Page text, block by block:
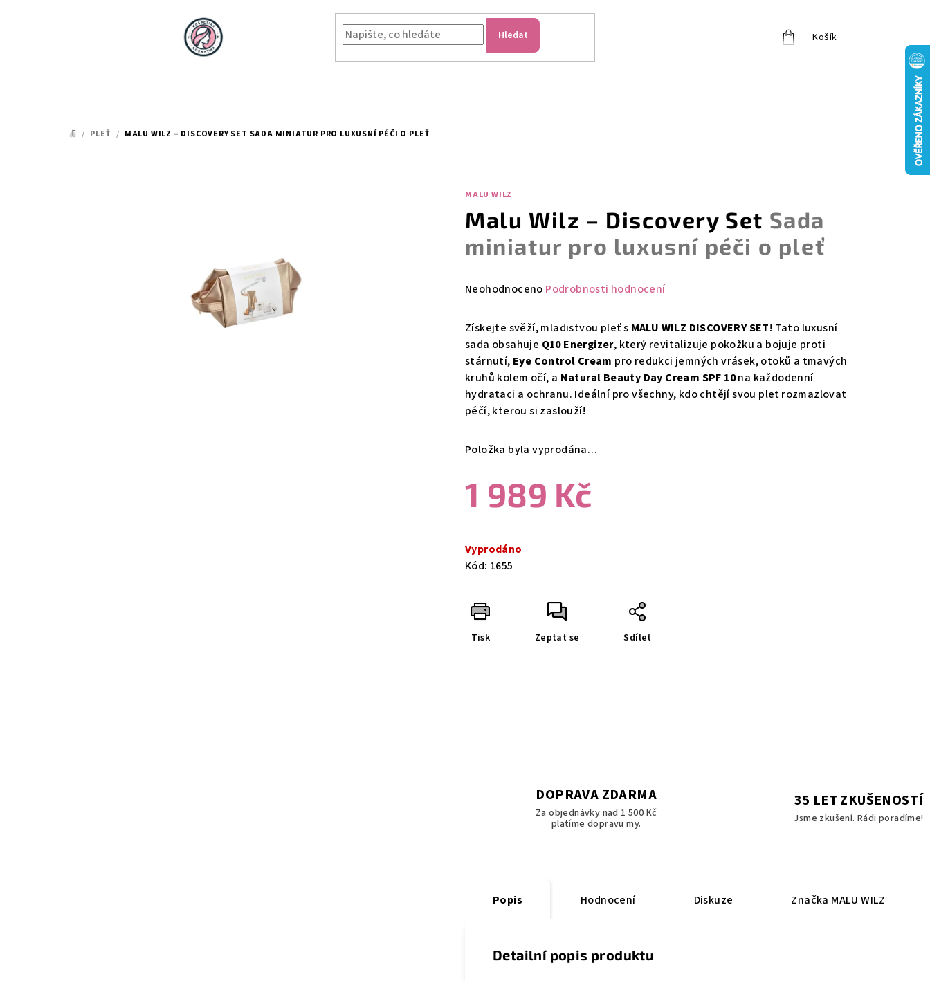
Hledat Košík
DOMŮ
/ PLEŤ / MALU WILZ – DISCOVERY SET SADA MINIATUR PRO LUXUSNÍ PÉČI O PLEŤ
MALU WILZ
Malu Wilz – Discovery Set Sada
miniatur pro luxusní péči o pleť
Průměrné
produktu
0,0
z
5
hvězdiček.
Neohodnoceno Podrobnosti hodnocení
Získejte svěží, mladistvou pleť s MALU WILZ DISCOVERY SET! Tato luxusní
sada obsahuje Q10 Energizer, který revitalizuje pokožku a bojuje proti
stárnutí, Eye Control Cream pro redukci jemných vrásek, otoků a tmavých
kruhů kolem očí, a Natural Beauty Day Cream SPF 10na každodenní
hydrataci a ochranu. Ideální pro všechny, kdo chtějí svou pleť rozmazlovat
péčí, kterou si zaslouží!
Položka byla vyprodána…
1 989 Kč
cena:
Vyprodáno
Kód: 1655
Tisk Zeptat se Sdílet
DOPRAVA ZDARMA
Za objednávky nad 1 500 Kč
platíme dopravu my.
35 LET ZKUŠENOSTÍ
Jsme zkušení. Rádi poradíme!
Popis Hodnocení Diskuze Značka MALU WILZ
Detailní popis produktu